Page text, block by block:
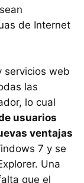
de Internet
servicios web
las
lo cual
usuarios
ventajas
7 y se
Una
que el